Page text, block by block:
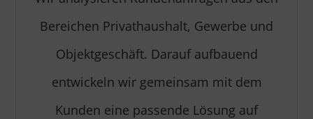
Bereichen Privathaushalt, Gewerbe und
Objektgeschäft. Darauf aufbauend
entwickeln wir gemeinsam mit dem
Kunden eine passende Lösung auf